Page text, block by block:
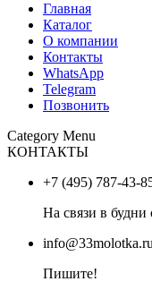
Главная
Каталог
О компании
Контакты
WhatsApp
Telegram
Позвонить
Category Menu
КОНТАКТЫ
+7 (495) 787-43-
На связи в будни
Пишите!